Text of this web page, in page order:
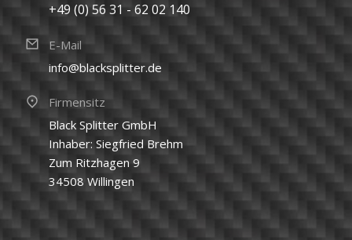
+49 (0) 56 31 - 62 02 140
E-Mail
info@blacksplitter.de
Firmensitz
Black Splitter GmbH
Inhaber: Siegfried Brehm
Zum Ritzhagen 9
34508 Willingen